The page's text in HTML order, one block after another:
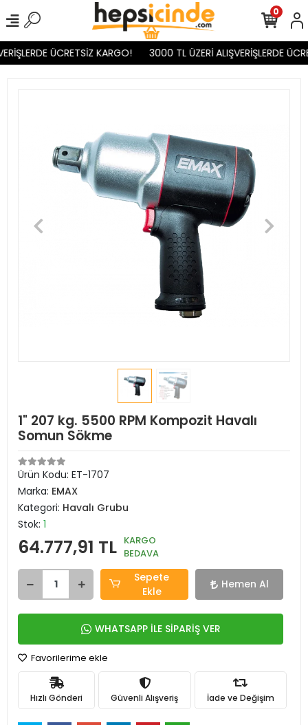
ÜCRETSİZ KARGO! 3000 TL ÜZERİ ALIŞVERİŞLERDE
0
1" 207 kg. 5500 RPM Kompozit Havalı
Somun Sökme
Ürün Kodu: ET-1707
Marka: EMAX
Kategori: Havalı Grubu
Stok: 1
64.777,91 TL KARGO
BEDAVA
Sepete
Ekle
Hemen Al
WHATSAPP İLE SİPARİŞ VER
Favorilerime ekle
Hızlı Gönderi Güvenli Alışveriş İade ve Değişim